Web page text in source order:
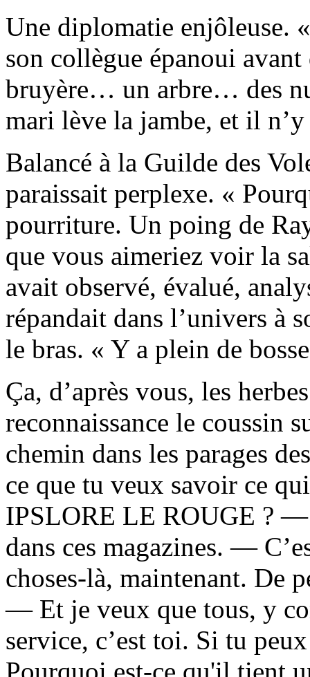
Une diplomatie enjôleuse.
son collègue épanoui
bruyère… un arbre… des
mari lève la jambe, et il
Balancé à la Guilde des
paraissait perplexe. «
pourriture. Un poing de
que vous aimeriez voir la
avait observé, évalué,
répandait dans l’univers à
le bras. « Y a plein de
Ça, d’après vous, les
reconnaissance le coussin
chemin dans les parages
ce que tu veux savoir ce
IPSLORE LE ROUGE ? —
dans ces magazines. —
choses-là, maintenant. De
— Et je veux que tous, y
service, c’est toi. Si tu